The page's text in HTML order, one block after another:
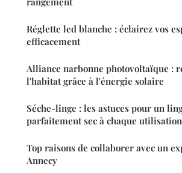
Réglette led blanche : éclairez vos
efficacement
Alliance narbonne photovoltaïque :
l'habitat grâce à l'énergie solaire
Séche-linge : les astuces pour un
parfaitement sec à chaque utilisation
Top raisons de collaborer avec un
Annecy